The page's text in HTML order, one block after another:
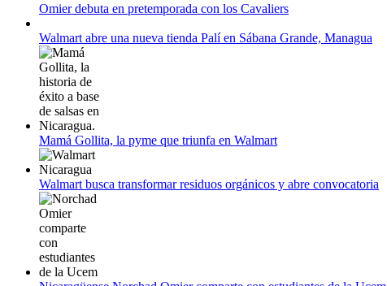
12 de agosto:
Empieza La Liga 2022-2023
Omier debuta en pretemporada con los Cavaliers
Walmart abre una nueva tienda Palí en Sábana Grande, Managua
Mamá Gollita, la pyme que triunfa en Walmart
Walmart busca transformar residuos orgánicos y abre convocatoria